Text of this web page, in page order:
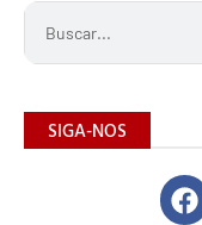
SIGA-NOS